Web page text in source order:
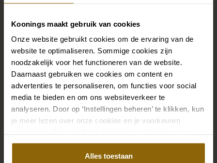
Koonings maakt gebruik van cookies
Onze website gebruikt cookies om de ervaring van de
website te optimaliseren. Sommige cookies zijn
noodzakelijk voor het functioneren van de website.
Daarnaast gebruiken we cookies om content en
advertenties te personaliseren, om functies voor social
media te bieden en om ons websiteverkeer te
analyseren. Door op ‘Instellingen beheren’ te klikken, kun
je meer lezen over onze cookies en je voorkeuren
akkoord met het gebruik van alle cookies.
Alles toestaan
Maak jouw bridallook
compleet
De perfecte trouwschoenen voor onder je trouwjurk,
maar ook kettingen, armbanden en oorbellen die
precies bij je bruidsjurk passen of een prachtige sluier,
haarband of haarspeld voor je bruidskapsel: jouw
bruidslook is pas af met bijpassende accessoires. Met
bruid en bruidegom vind je de perfecte match met
jouw jurk of trouwkostuum.